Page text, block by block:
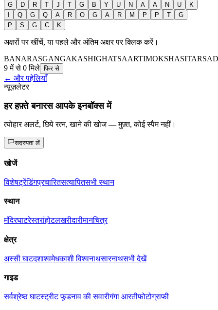
G
D R T J T G B Y U N A A N U
K
Q G Q A R O G A R M P P T
G
P
S G C K
अक्षरों पर खींचें, या पहले और अंतिम अक्षर पर क्लिक करें।
BANARASGANGAKASHIGHATSAARTIMOKSHASITAR
9 में से 0 मिले फिर से
← और पहेलियाँ
न्यूज़लेटर
हर हफ़्ते बनारस आपके इनबॉक्स में
त्योहार अलर्ट, छिपे रत्न, खाने की खोज — मुफ़्त, कोई स्पैम नहीं।
सदस्यता लें
खोजें
विशेषट्रेंडिंगप्रचारितसत्यापितसभी स्थान
स्थान
मंदिरघाटरेस्तरांहोटलखरीदारीमानचित्र
क्षेत्र
अस्सी घाटदशाश्वमेधकाशी विश्वनाथसारनाथसभी देखें
गाइड
सर्वश्रेष्ठ घाटस्ट्रीट फूडनाव की सवारीगंगा आरतीफोटोग्राफी